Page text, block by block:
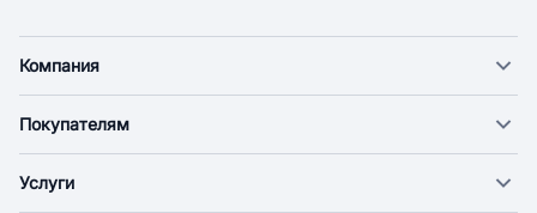
Компания
Новости
Поставщикам
Покупателям
Экспресс доставка
Услуги